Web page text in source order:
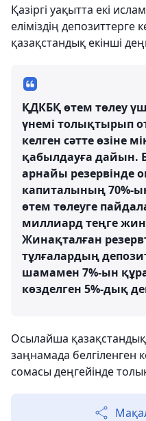
Қазіргі уақытта екі
еліміздің депозиттерге
қазақстандық екінші
ҚДКБҚ өтем төлеу
үнемі толықтырып
келген сәтте өзіне
қабылдауға дайын.
арнайы резервінде
капиталының 70%-
өтем төлеуге
миллиард теңге
Жинақталған
тұлғалардың
шамамен 7%-ын
көзделген 5%-дық
Осылайша
заңнамада белгіленген
сомасы деңгейінде